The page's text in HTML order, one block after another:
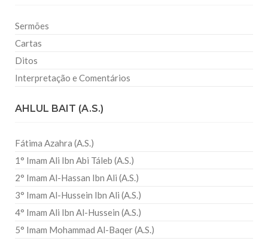
Sermões
Cartas
Ditos
Interpretação e Comentários
AHLUL BAIT (A.S.)
Fátima Azahra (A.S.)
1° Imam Ali Ibn Abi Táleb (A.S.)
2° Imam Al-Hassan Ibn Ali (A.S.)
3° Imam Al-Hussein Ibn Ali (A.S.)
4° Imam Ali Ibn Al-Hussein (A.S.)
5° Imam Mohammad Al-Baqer (A.S.)